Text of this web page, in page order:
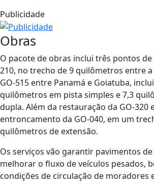
Publicidade
Obras
O pacote de obras inclui três pontos
210, no trecho de 9 quilômetros entre a
GO-515 entre Panamá e Goiatuba,
quilômetros em pista simples e 7,3
dupla. Além da restauração da GO-320
entroncamento da GO-040, em um
quilômetros de extensão.
Os serviços vão garantir pavimentos
melhorar o fluxo de veículos pesados,
condições de circulação de moradores